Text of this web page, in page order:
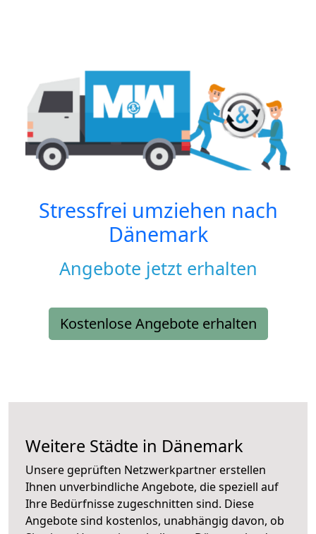
Stressfrei umziehen nach
Dänemark
Angebote jetzt erhalten
Kostenlose Angebote erhalten
Weitere Städte in Dänemark
Unsere geprüften Netzwerkpartner erstellen
Ihnen unverbindliche Angebote, die speziell auf
Ihre Bedürfnisse zugeschnitten sind. Diese
Angebote sind kostenlos, unabhängig davon, ob